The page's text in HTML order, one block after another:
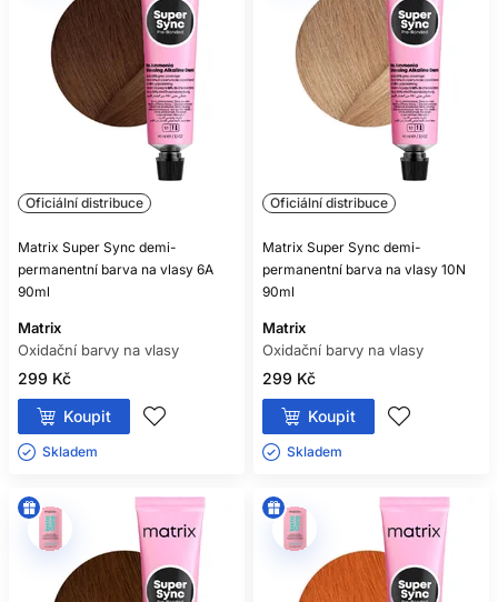
Oficiální distribuce
Matrix Super Sync demi-
permanentní barva na vlasy 6A
90ml
Matrix
Oxidační barvy na vlasy
299 Kč
Koupit
Skladem ㅤ
Oficiální distribuce
Matrix Super Sync demi-
permanentní barva na vlasy 10N
90ml
Matrix
Oxidační barvy na vlasy
299 Kč
Koupit
Skladem ㅤ